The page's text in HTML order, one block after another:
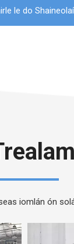
le do
iomlán ón